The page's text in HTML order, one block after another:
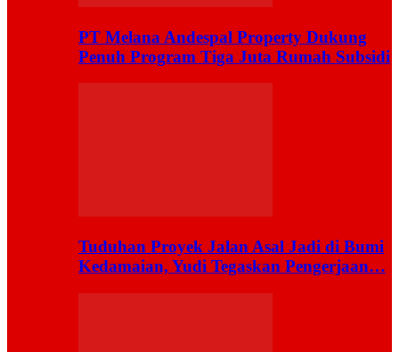
PT Melana Andespal Property Dukung
Penuh Program Tiga Juta Rumah Subsidi
Tuduhan Proyek Jalan Asal Jadi di Bumi
Kedamaian, Yudi Tegaskan Pengerjaan…